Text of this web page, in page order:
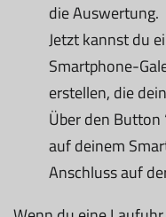
die Auswertung.
Jetzt kannst du
Smartphone-
erstellen, die
Über den Button
auf deinem
Anschluss auf